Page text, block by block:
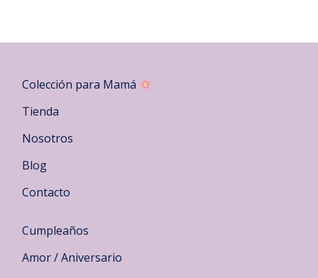
Colección para Mamá
Tienda
Nosotros
Blog
Contacto
Cumpleaños
Amor / Aniversario